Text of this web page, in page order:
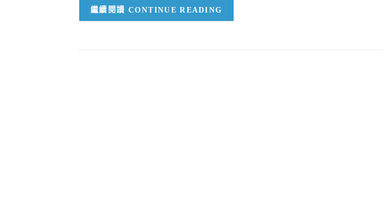
CONTINUE READING